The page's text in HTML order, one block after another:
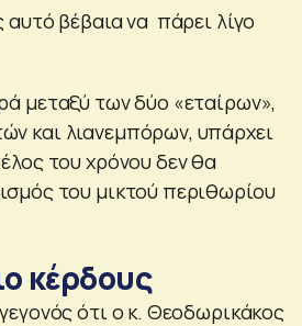
αυτό βέβαια να πάρει λίγο
μεταξύ των δύο «εταίρων»,
και λιανεμπόρων, υπάρχει
του χρόνου δεν θα
του μικτού περιθωρίου
κέρδους
ότι ο κ. Θεοδωρικάκος